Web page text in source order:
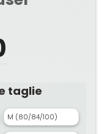
taglie
M (80/84/100)